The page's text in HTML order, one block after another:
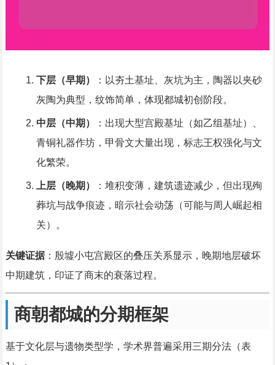
下层（早期）
：以夯土基址、灰坑为主，陶器以夹砂
灰陶为典型，纹饰简单，体现都城初创阶段。
中层（中期）
：出现大型宫殿基址（如乙组基址）、
青铜礼器作坊，甲骨文大量出现，标志王权强化与文
化繁荣。
上层（晚期）
：堆积变薄，建筑遗迹减少，但出现殉
葬坑与战争痕迹，暗示社会动荡（可能与周人崛起相
关）。
关键证据：殷墟小屯宫殿区的叠压关系显示，晚期地层破坏
中期建筑，印证了商末的衰落过程。
商朝都城的分期框架
基于文化层与遗物类型学，学术界普遍采用三期分法（表